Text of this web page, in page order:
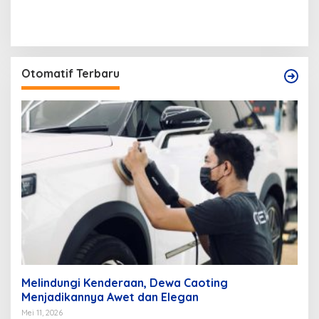
Otomatif Terbaru
Melindungi Kenderaan, Dewa Caoting
Menjadikannya Awet dan Elegan
Mei 11, 2026